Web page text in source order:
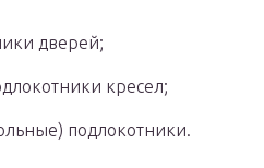
дверей;
кресел;
подлокотники.